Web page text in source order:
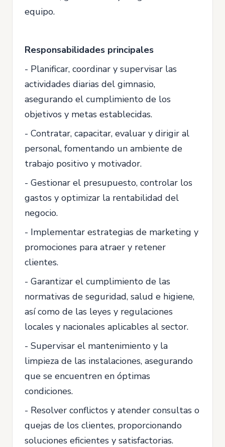
equipo.
Responsabilidades principales
- Planificar, coordinar y supervisar las
actividades diarias del gimnasio,
asegurando el cumplimiento de los
objetivos y metas establecidas.
- Contratar, capacitar, evaluar y dirigir al
personal, fomentando un ambiente de
trabajo positivo y motivador.
- Gestionar el presupuesto, controlar los
gastos y optimizar la rentabilidad del
negocio.
- Implementar estrategias de marketing y
promociones para atraer y retener
clientes.
- Garantizar el cumplimiento de las
normativas de seguridad, salud e higiene,
así como de las leyes y regulaciones
locales y nacionales aplicables al sector.
- Supervisar el mantenimiento y la
limpieza de las instalaciones, asegurando
que se encuentren en óptimas
condiciones.
- Resolver conflictos y atender consultas o
quejas de los clientes, proporcionando
soluciones eficientes y satisfactorias.